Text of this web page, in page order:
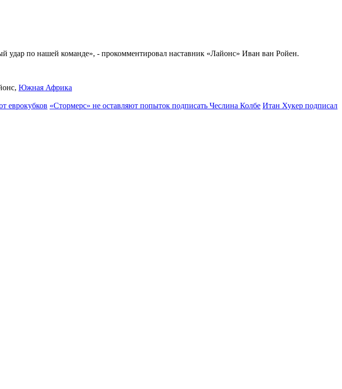
по нашей команде», - прокомментировал наставник «Лайонс» Иван ван Ройен.
, Южная Африка
еврокубков «Стормерс» не оставляют попыток подписать Чеслина Колбе Итан Хукер подписал